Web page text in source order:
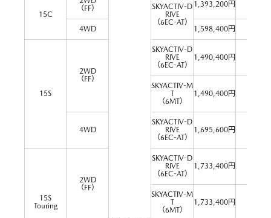
15C
（FF）
SKYACTIV-D
RIVE
（6EC-AT）
1,393,200円
4WD 1,598,400円
15S
2WD
（FF）
SKYACTIV-D
RIVE
（6EC-AT）
1,490,400円
SKYACTIV-M
T
（6MT）
1,490,400円
4WD
SKYACTIV-D
RIVE
（6EC-AT）
1,695,600円
15S
Touring
2WD
（FF）
SKYACTIV-D
RIVE
（6EC-AT）
1,733,400円
SKYACTIV-M
T
（6MT）
1,733,400円